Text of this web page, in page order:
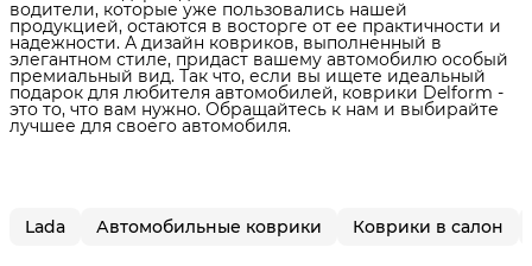
водители, которые уже пользовались нашей
продукцией, остаются в восторге от ее практичности и
надежности. А дизайн ковриков, выполненный в
элегантном стиле, придаст вашему автомобилю особый
премиальный вид. Так что, если вы ищете идеальный
подарок для любителя автомобилей, коврики Delform -
это то, что вам нужно. Обращайтесь к нам и выбирайте
лучшее для своего автомобиля.
Lada Автомобильные коврики Коврики в салон